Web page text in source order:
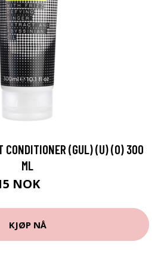
CONDITIONER (GUL) (U) (O) 300
ML
NOK
KJØP NÅ